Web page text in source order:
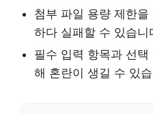
첨부 파일 용량 제한
하다 실패할 수 있습니
필수 입력 항목과 선
해 혼란이 생길 수 있